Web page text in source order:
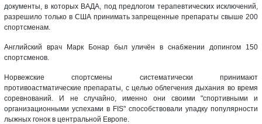
документы, в которых ВАДА, под предлогом терапевтических исключений,
разрешило только в США принимать запрещенные препараты свыше 200
спортсменам.
Английский врач Марк Бонар был уличён в снабжении допингом 150
спортсменов.
Норвежские спортсмены систематически принимают
противоастматические препараты, с целью облегчения дыхания во время
соревнований. И не случайно, именно они своими "спортивными и
организационными успехами в FIS" способствовали упадку популярности
лыжных гонок в центральной Европе.